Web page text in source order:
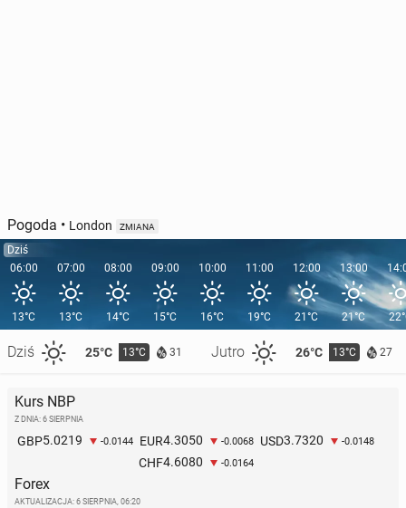
Pogoda • London ZMIANA
Dziś
06:00
13°C
Dziś 25°C 13°C 31 Jutro 26°C 13°C 27
07:00
13°C
08:00
14°C
09:00
15°C
10:00
16°C
11:00
19°C
12:00
21°C
13:00
21°C
Kurs NBP
Z DNIA: 6 SIERPNIA
GBP5.0219 -0.0144 EUR4.3050 -0.0068 USD3.7320 -0.0148
CHF4.6080 -0.0164
Forex
AKTUALIZACJA: 6 SIERPNIA, 06:20